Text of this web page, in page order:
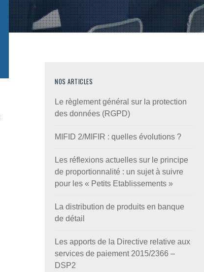
NOS ARTICLES
Le règlement général sur la protection
des données (RGPD)
MIFID 2/MIFIR : quelles évolutions ?
Les réflexions actuelles sur le principe
de proportionnalité : un sujet à suivre
pour les « Petits Etablissements »
La distribution de produits en banque
de détail
Les apports de la Directive relative aux
services de paiement 2015/2366 –
DSP2